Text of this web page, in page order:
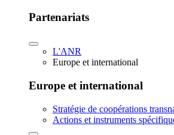
Partenariats
L'ANR
Europe et international
Europe et international
Stratégie de coopérations
Actions et instruments